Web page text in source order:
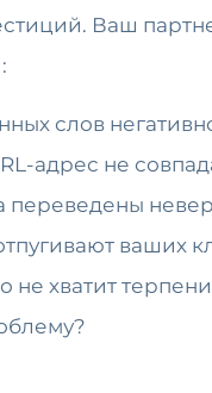
Ваш
слов
адрес не
переведены
ваших
не хватит